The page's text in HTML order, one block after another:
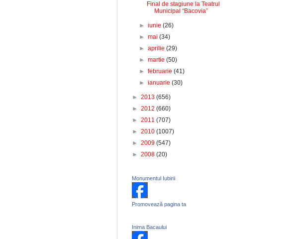
Final de stagiune la Teatrul
Municipal “Bacovia”
►iunie(26)
►mai(34)
►aprilie(29)
►martie(50)
►februarie(41)
►ianuarie(30)
► 2013 (656)
► 2012 (660)
► 2011 (707)
► 2010 (1007)
► 2009 (547)
► 2008 (20)
Monumentul Iubirii
Promovează pagina ta
Inima Bacaului